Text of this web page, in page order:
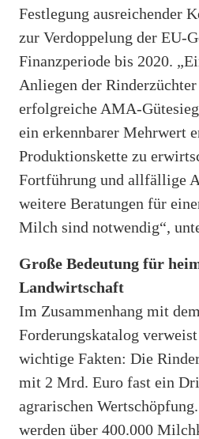
Festlegung ausreichender
zur Verdoppelung der EU-
Finanzperiode bis 2020.
Anliegen der Rinderzüchter
erfolgreiche AMA-
ein erkennbarer Mehrwert
Produktionskette zu
Fortführung und allfällige
weitere Beratungen für
Milch sind notwendig“,
Große Bedeutung für
Landwirtschaft
Im Zusammenhang mit
Forderungskatalog
wichtige Fakten: Die
mit 2 Mrd. Euro fast ein
agrarischen
werden über 400.000